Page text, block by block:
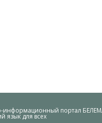
информационный портал
язык для всех